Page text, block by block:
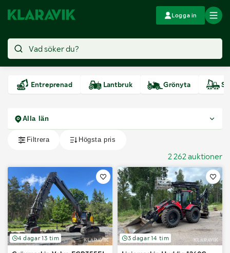
Logga in
Entreprenad Lantbruk Grönyta
2 262 auktioner
4 dagar 13 tim 3 dagar 14 tim